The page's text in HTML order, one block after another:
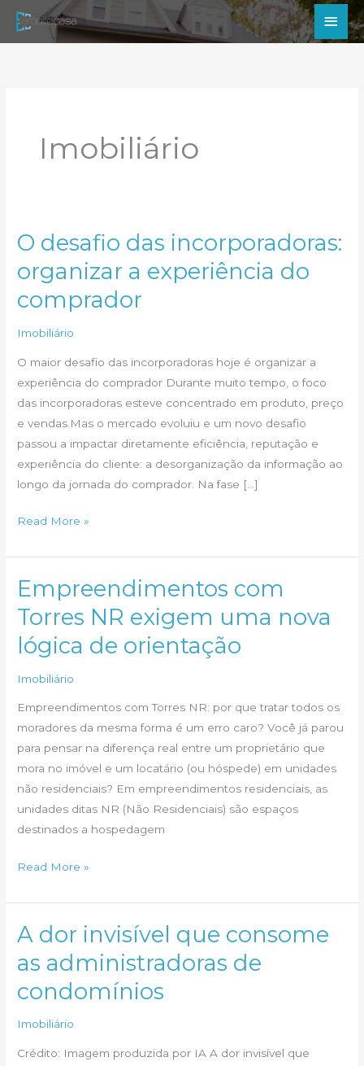
para
Imobiliário
O desafio das incorporadoras:
organizar a experiência do
comprador
Imobiliário
O maior desafio das incorporadoras hoje é organizar a
experiência do comprador Durante muito tempo, o foco
das incorporadoras esteve concentrado em produto, preço
e vendas.Mas o mercado evoluiu e um novo desafio
passou a impactar diretamente eficiência, reputação e
experiência do cliente: a desorganização da informação ao
longo da jornada do comprador. Na fase […]
O
das
incorporadoras:
organizar
experiência
comprador
Read More »
Empreendimentos com
Torres NR exigem uma nova
lógica de orientação
Imobiliário
Empreendimentos com Torres NR: por que tratar todos os
moradores da mesma forma é um erro caro? Você já parou
para pensar na diferença real entre um proprietário que
mora no imóvel e um locatário (ou hóspede) em unidades
não residenciais? Em empreendimentos residenciais, as
unidades ditas NR (Não Residenciais) são espaços
destinados a hospedagem
Empreendimentos
Torres
NR
uma
nova
de
orientação
Read More »
A dor invisível que consome
as administradoras de
condomínios
Imobiliário
Crédito: Imagem produzida por IA A dor invisível que